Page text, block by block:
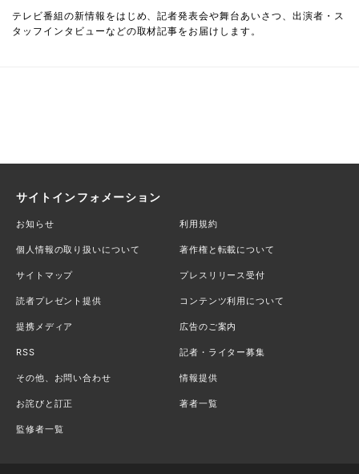
テレビ番組の新情報をはじめ、記者発表会や舞台あいさつ、出演者・ス
タッフインタビューなどの取材記事をお届けします。
サイトインフォメーション
お知らせ 利用規約
個人情報の取り扱いについて 著作権と転載について
サイトマップ プレスリリース受付
読者プレゼント提供 コンテンツ利用について
提携メディア 広告のご案内
RSS 記者・ライター募集
その他、お問い合わせ 情報提供
お詫びと訂正 著者一覧
監修者一覧